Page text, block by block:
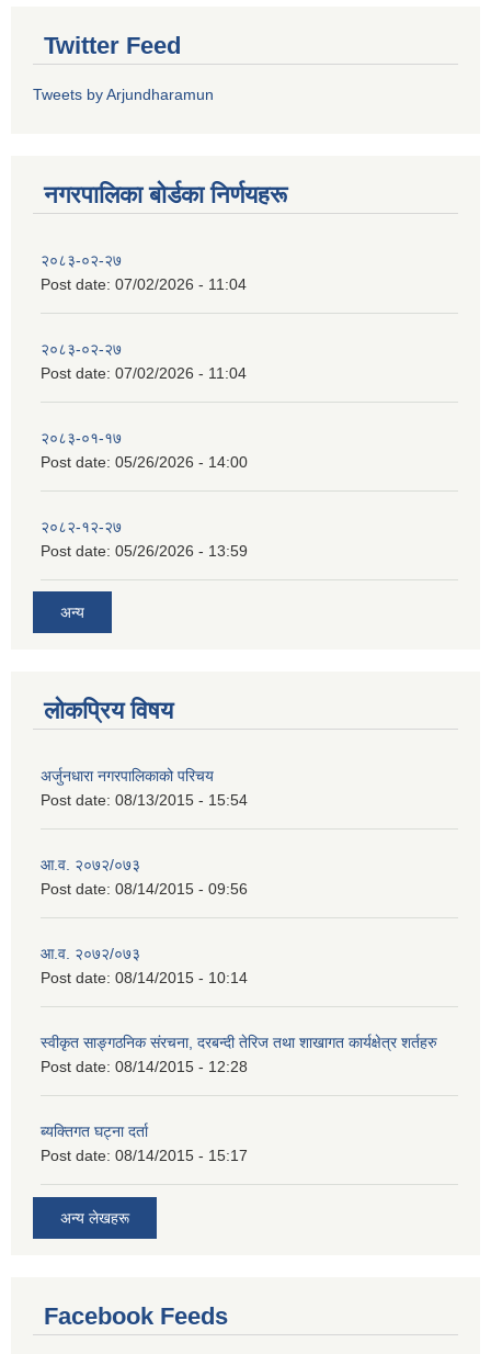
Twitter Feed
Tweets by Arjundharamun
नगरपालिका बाेर्डका निर्णयहरू
२०८३-०२-२७
Post date: 07/02/2026 - 11:04
२०८३-०२-२७
Post date: 07/02/2026 - 11:04
२०८३-०१-१७
Post date: 05/26/2026 - 14:00
२०८२-१२-२७
Post date: 05/26/2026 - 13:59
अन्य
लोकप्रिय विषय
अर्जुनधारा नगरपालिकाको परिचय
Post date: 08/13/2015 - 15:54
आ.व. २०७२/०७३
Post date: 08/14/2015 - 09:56
आ.व. २०७२/०७३
Post date: 08/14/2015 - 10:14
स्वीकृत साङ्गठनिक संरचना, दरबन्दी तेरिज तथा शाखागत कार्यक्षेत्र शर्तहरु
Post date: 08/14/2015 - 12:28
ब्यक्तिगत घट्ना दर्ता
Post date: 08/14/2015 - 15:17
अन्य लेखहरू
Facebook Feeds